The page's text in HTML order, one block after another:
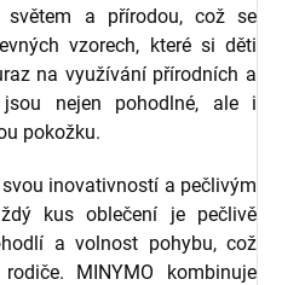
světem a přírodou, což se
vzorech, které si děti
na využívání přírodních a
nejen pohodlné, ale i
pokožku.
inovativností a pečlivým
kus oblečení je pečlivě
a volnost pohybu, což
MINYMO kombinuje